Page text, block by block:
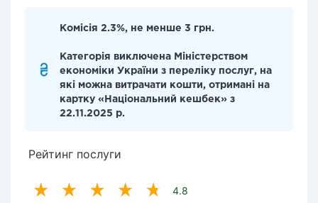
Комісія 2.3%, не менше 3 грн.
Категорія виключена Міністерством
економіки України з переліку послуг, на
які можна витрачати кошти, отримані на
картку «Національний кешбек» з
22.11.2025 р.
Рейтинг послуги
4.8